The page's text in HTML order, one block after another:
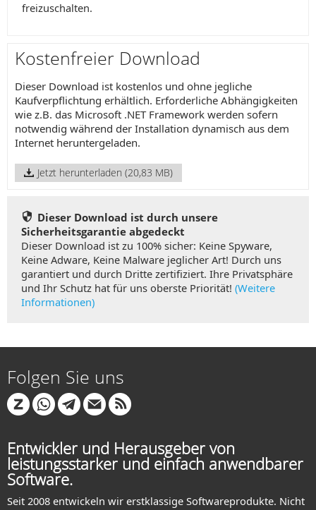
freizuschalten.
Kostenfreier Download
Dieser Download ist kostenlos und ohne jegliche
Kaufverpflichtung erhältlich. Erforderliche Abhängigkeiten
wie z.B. das Microsoft .NET Framework werden sofern
notwendig während der Installation dynamisch aus dem
Internet heruntergeladen.
Jetzt herunterladen (20,83 MB)
Dieser Download ist durch unsere
Sicherheitsgarantie abgedeckt
Dieser Download ist zu 100% sicher: Keine Spyware,
Keine Adware, Keine Malware jeglicher Art! Durch uns
garantiert und durch Dritte zertifiziert. Ihre Privatsphäre
und Ihr Schutz hat für uns oberste Priorität! (Weitere
Informationen)
Folgen Sie uns
Entwickler und Herausgeber von
leistungsstarker und einfach anwendbarer
Software.
Seit 2008 entwickeln wir erstklassige Softwareprodukte. Nicht